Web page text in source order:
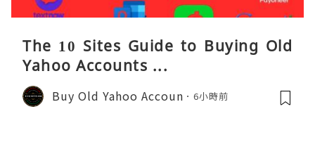
The 10 Sites Guide to Buying Old
Yahoo Accounts ...
Buy Old Yahoo Accoun 6小時前